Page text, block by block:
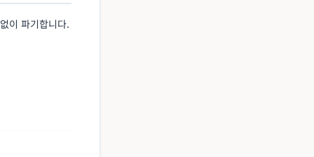
이 파기합니다.